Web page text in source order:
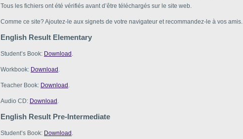
Tous les fichiers ont été vérifiés avant d’être téléchargés sur le site web.
Comme ce site? Ajoutez-le aux signets de votre navigateur et recommandez-le à vos amis.
English Result Elementary
Student’s Book: Download.
Workbook: Download.
Teacher Book: Download.
Audio CD: Download.
English Result Pre-Intermediate
Student’s Book: Download